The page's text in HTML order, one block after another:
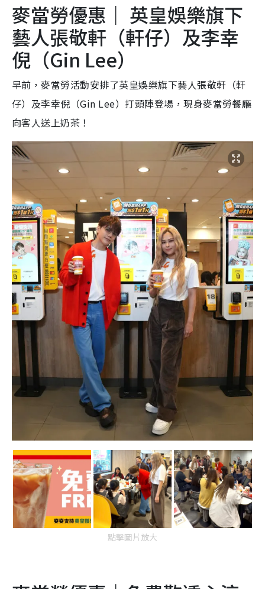
麥當勞優惠｜ 英皇娛樂旗下
藝人張敬軒（軒仔）及李幸
倪（Gin Lee）
早前，麥當勞活動安排了英皇娛樂旗下藝人張敬軒（軒
仔）及李幸倪（Gin Lee）打頭陣登場，現身麥當勞餐廳
向客人送上奶茶！
點擊圖片放大